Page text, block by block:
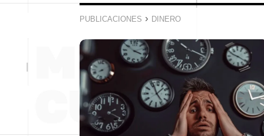
PUBLICACIONES › DINERO